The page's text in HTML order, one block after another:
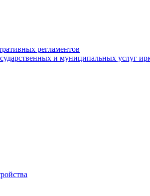
регламентов
и муниципальных услуг